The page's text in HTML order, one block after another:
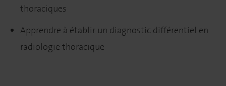
thoraciques
Apprendre à établir un diagnostic différentiel en
radiologie thoracique